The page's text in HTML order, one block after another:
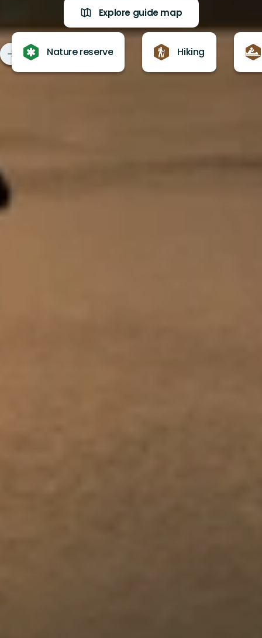
Explore guide map
Nature reserve Hiking